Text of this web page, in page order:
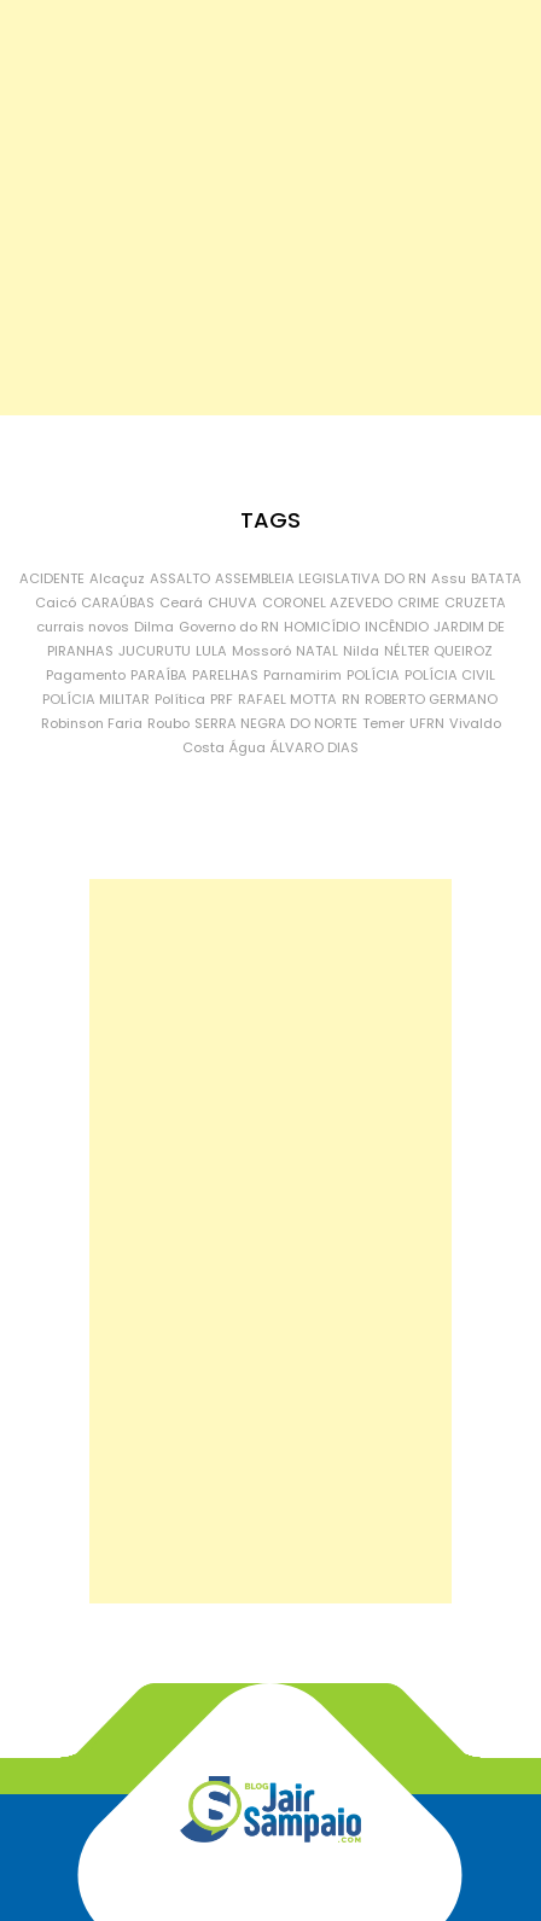
TAGS
ACIDENTE Alcaçuz ASSALTO ASSEMBLEIA LEGISLATIVA DO RN Assu BATATA
Caicó CARAÚBAS Ceará CHUVA CORONEL AZEVEDO CRIME CRUZETA
currais novos Dilma Governo do RN HOMICÍDIO INCÊNDIO JARDIM DE
PIRANHAS JUCURUTU LULA Mossoró NATAL Nilda NÉLTER QUEIROZ
Pagamento PARAÍBA PARELHAS Parnamirim POLÍCIA POLÍCIA CIVIL
POLÍCIA MILITAR Política PRF RAFAEL MOTTA RN ROBERTO GERMANO
Robinson Faria Roubo SERRA NEGRA DO NORTE Temer UFRN Vivaldo
Costa Água ÁLVARO DIAS